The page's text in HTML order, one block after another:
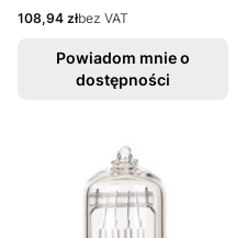
Cena
108,94 złbez VAT
Powiadom mnie o
dostępności